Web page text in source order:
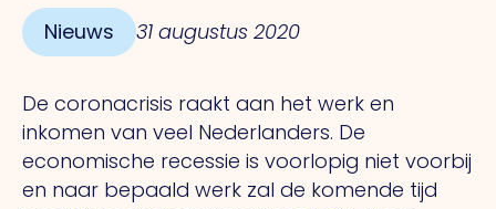
Nieuws 31 augustus 2020
De coronacrisis raakt aan het werk en
inkomen van veel Nederlanders. De
economische recessie is voorlopig niet voorbij
en naar bepaald werk zal de komende tijd